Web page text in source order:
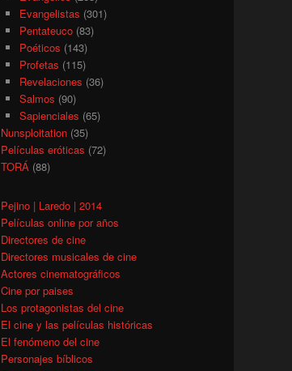
Evangelistas (301)
Pentateuco(83)
Poéticos (143)
Profetas (115)
Revelaciones (36)
Salmos (90)
Sapienciales (65)
Nunsploitation (35)
Películas eróticas (72)
TORÁ (88)
Pejino | Laredo | 2014
Películas online por años
Directores de cine
Directores musicales de cine
Actores cinematográficos
Cine por paises
Los protagonistas del cine
El cine y las películas históricas
El fenómeno del cine
Personajes bíblicos